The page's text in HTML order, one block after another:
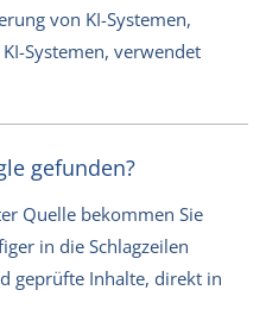
von KI-Systemen,
Systemen, verwendet
gefunden?
Quelle bekommen Sie
in die Schlagzeilen
geprüfte Inhalte, direkt in